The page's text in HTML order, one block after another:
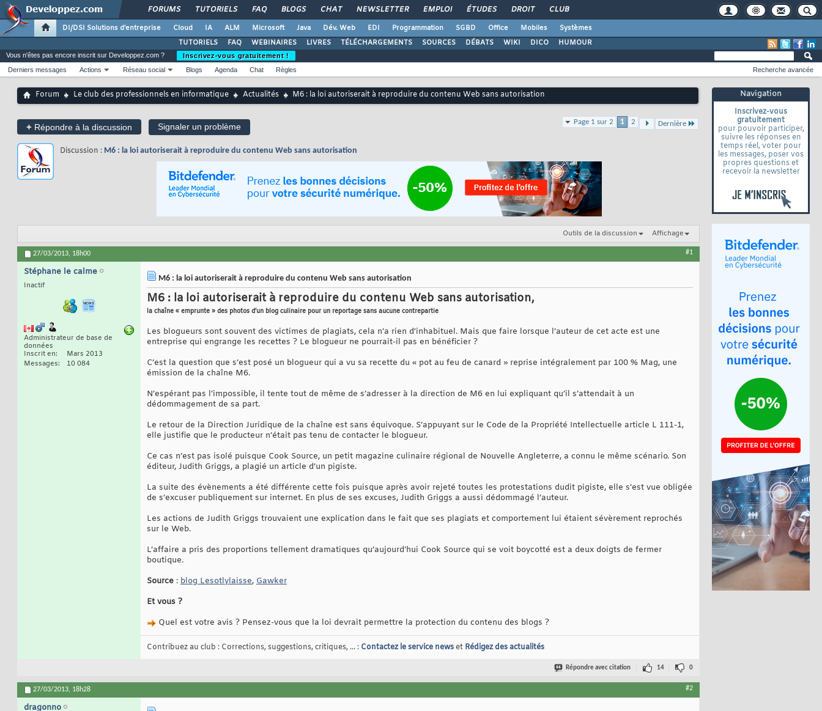
FORUMS TUTORIELS FAQ BLOGS CHAT NEWSLETTER EMPLOI ÉTUDES DROIT CLUB
DI/DSI Solutions d'entreprise Cloud IA ALM Microsoft Java Dév. Web EDI Programmation SGBD Office Mobiles
Systèmes
TUTORIELS
FAQ WEBINAIRES LIVRES TÉLÉCHARGEMENTS SOURCES DÉBATS WIKI DICO HUMOUR
Navigation
Inscrivez-vous
gratuitement
pour pouvoir participer,
suivre les réponses en
temps réel, voter pour
les messages, poser vos
propres questions et
recevoir la newsletter
Vous n'êtes pas encore inscrit sur Developpez.com ?
Inscrivez-vous gratuitement !
Derniers messages
Actions Réseau social Blogs Agenda Chat Règles Recherche avancée
Forum Le club des professionnels en informatique Actualités M6 : la loi autoriserait à reproduire du contenu Web sans autorisation
+ Répondre à la discussion Signaler un problème Page 1 sur 2 1 2 Dernière
Discussion : M6 : la loi autoriserait à reproduire du contenu Web sans autorisation
Outils de la discussion Affichage
27/03/2013, 18h00 #1
Stéphane le calme
Inactif
Administrateur de base de
données
Inscrit en
Mars 2013
Messages
10 084
M6 : la loi autoriserait à reproduire du contenu Web sans autorisation
M6 : la loi autoriserait à reproduire du contenu Web sans autorisation,
la chaîne « emprunte » des photos d’un blog culinaire pour un reportage sans aucune contrepartie
Les blogueurs sont souvent des victimes de plagiats, cela n’a rien d‘inhabituel. Mais que faire lorsque l’auteur de cet acte est une
entreprise qui engrange les recettes ? Le blogueur ne pourrait-il pas en bénéficier ?
C’est la question que s’est posé un blogueur qui a vu sa recette du « pot au feu de canard » reprise intégralement par 100 % Mag, une
émission de la chaîne M6.
N’espérant pas l’impossible, il tente tout de même de s’adresser à la direction de M6 en lui expliquant qu’il s’attendait à un
dédommagement de sa part.
Le retour de la Direction Juridique de la chaîne est sans équivoque. S’appuyant sur le Code de la Propriété Intellectuelle article L 111-1,
elle justifie que le producteur n’était pas tenu de contacter le blogueur.
Ce cas n’est pas isolé puisque Cook Source, un petit magazine culinaire régional de Nouvelle Angleterre, a connu le même scénario. Son
éditeur, Judith Griggs, a plagié un article d’un pigiste.
La suite des évènements a été différente cette fois puisque après avoir rejeté toutes les protestations dudit pigiste, elle s’est vue obligée
de s’excuser publiquement sur internet. En plus de ses excuses, Judith Griggs a aussi dédommagé l’auteur.
Les actions de Judith Griggs trouvaient une explication dans le fait que ses plagiats et comportement lui étaient sévèrement reprochés
sur le Web.
L’affaire a pris des proportions tellement dramatiques qu’aujourd’hui Cook Source qui se voit boycotté est a deux doigts de fermer
boutique.
Source : blog Lesotlylaisse, Gawker
Et vous ?
Quel est votre avis ? Pensez-vous que la loi devrait permettre la protection du contenu des blogs ?
Contribuez au club : Corrections, suggestions, critiques, ... : Contactez le service newset Rédigez des actualités
Répondre avec citation 14 0
27/03/2013, 18h28 #2
dragonno